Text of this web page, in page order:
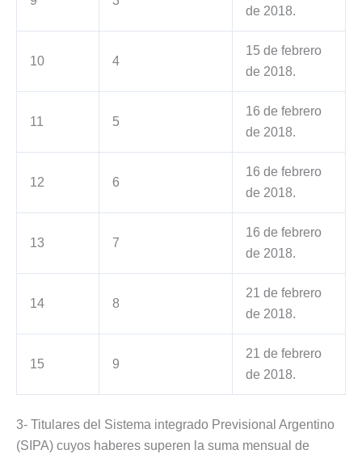
de 2018.
10 4
15 de febrero
de 2018.
11 5
16 de febrero
de 2018.
12 6
16 de febrero
de 2018.
13 7
16 de febrero
de 2018.
14 8
21 de febrero
de 2018.
15 9
21 de febrero
de 2018.
3- Titulares del Sistema integrado Previsional Argentino
(SIPA) cuyos haberes superen la suma mensual de